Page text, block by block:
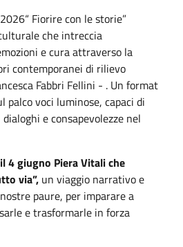
“ Fiorire con le storie”
che intreccia
e cura attraverso la
contemporanei di rilievo
Fabbri Fellini - . Un format
palco voci luminose, capaci di
e consapevolezze nel
il 4 giugno Piera Vitali che
via”, un viaggio narrativo e
paure, per imparare a
e trasformarle in forza